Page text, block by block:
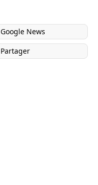
Google News
Partager